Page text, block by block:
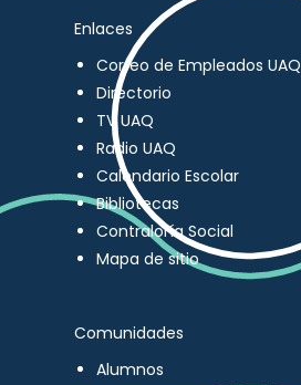
Enlaces
Correo de Empleados UAQ
Directorio
TV UAQ
Radio UAQ
Calendario Escolar
Bibliotecas
Contraloría Social
Mapa de sitio
Comunidades
Alumnos